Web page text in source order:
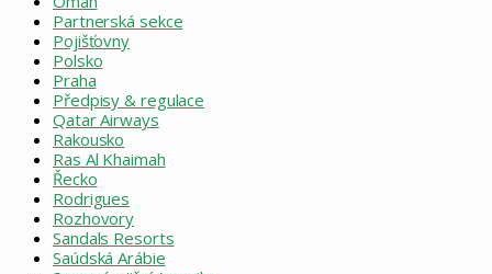
Partnerská sekce
Pojišťovny
Polsko
Praha
Předpisy & regulace
Qatar Airways
Rakousko
Ras Al Khaimah
Řecko
Rodrigues
Rozhovory
Sandals Resorts
Saúdská Arábie